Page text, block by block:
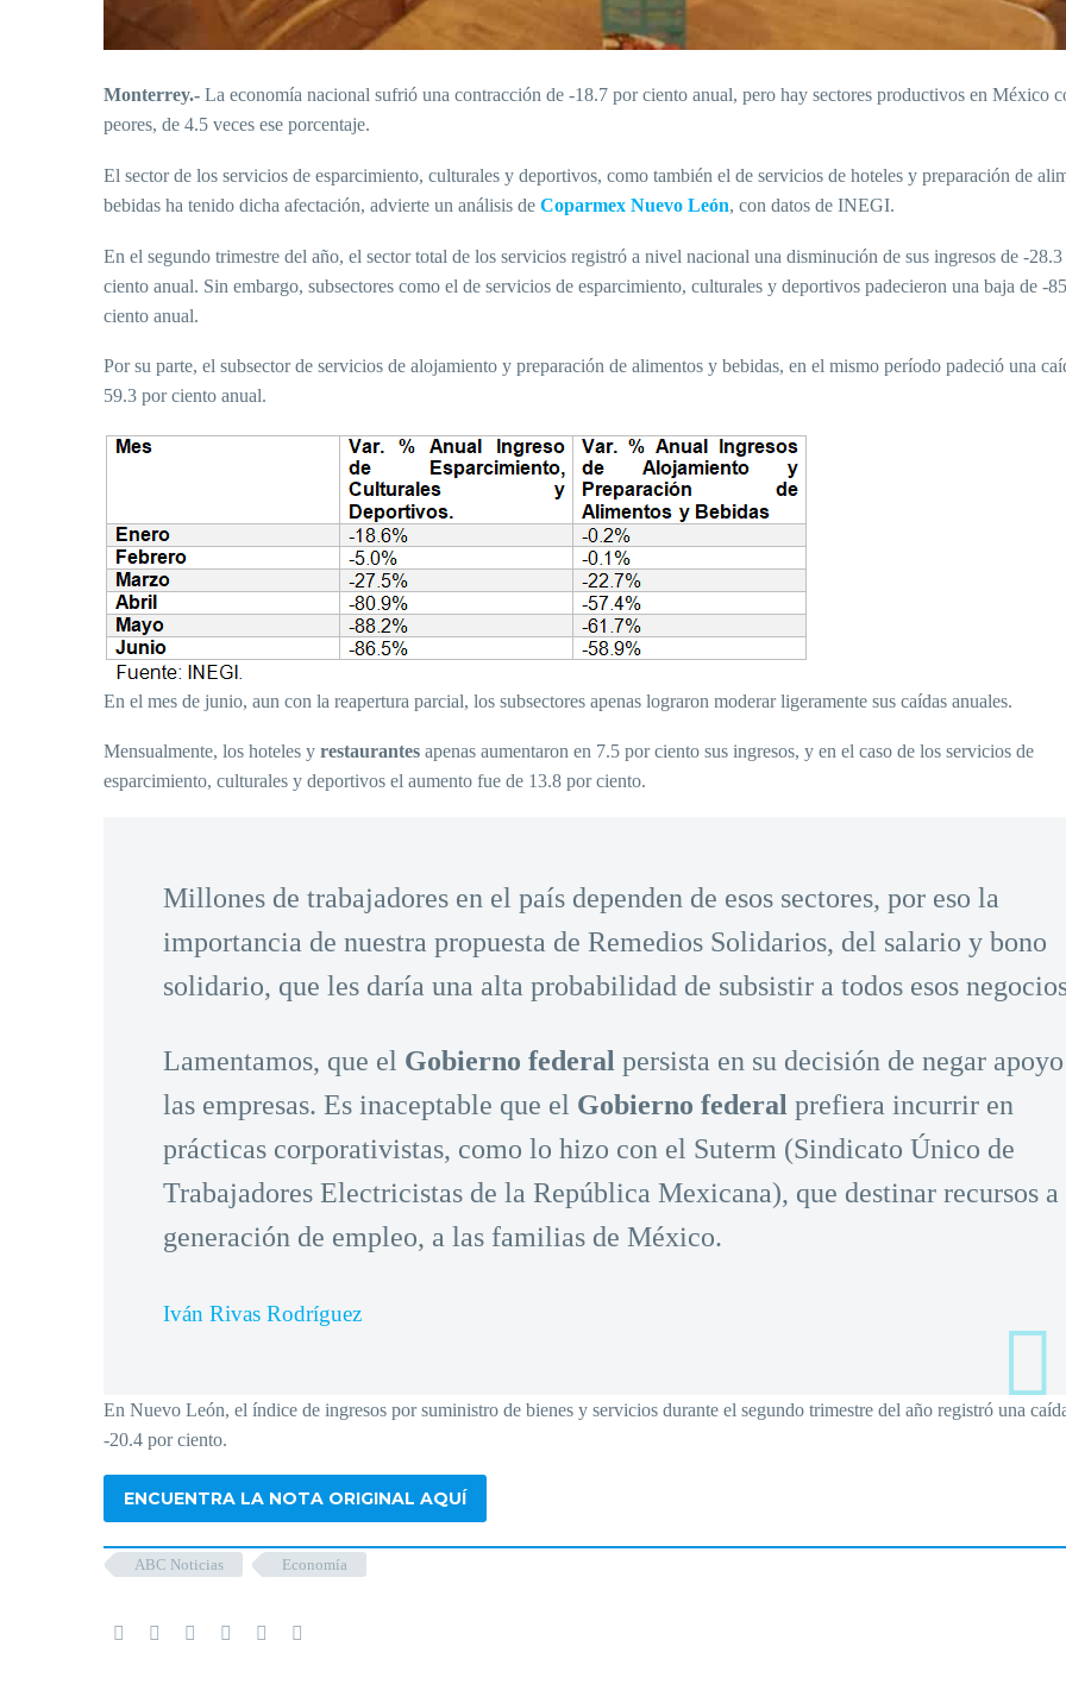
Monterrey.- La economía nacional sufrió una contracción de -18.7 por ciento anual, pero hay sectores productivos en México
peores, de 4.5 veces ese porcentaje.
El sector de los servicios de esparcimiento, culturales y deportivos, como también el de servicios de hoteles y preparación de
bebidas ha tenido dicha afectación, advierte un análisis de Coparmex Nuevo León, con datos de INEGI.
En el segundo trimestre del año, el sector total de los servicios registró a nivel nacional una disminución de sus ingresos de -
ciento anual. Sin embargo, subsectores como el de servicios de esparcimiento, culturales y deportivos padecieron una baja de -
ciento anual.
Por su parte, el subsector de servicios de alojamiento y preparación de alimentos y bebidas, en el mismo período padeció una
59.3 por ciento anual.
En el mes de junio, aun con la reapertura parcial, los subsectores apenas lograron moderar ligeramente sus caídas anuales.
Mensualmente, los hoteles y restaurantes apenas aumentaron en 7.5 por ciento sus ingresos, y en el caso de los servicios de
esparcimiento, culturales y deportivos el aumento fue de 13.8 por ciento.
Millones de trabajadores en el país dependen de esos sectores, por eso la
importancia de nuestra propuesta de Remedios Solidarios, del salario y bono
solidario, que les daría una alta probabilidad de subsistir a todos esos
Lamentamos, que el Gobierno federal persista en su decisión de negar
las empresas. Es inaceptable que el Gobierno federal prefiera incurrir en
prácticas corporativistas, como lo hizo con el Suterm (Sindicato Único de
Trabajadores Electricistas de la República Mexicana), que destinar recursos a
generación de empleo, a las familias de México.
Iván Rivas Rodríguez
En Nuevo León, el índice de ingresos por suministro de bienes y servicios durante el segundo trimestre del año registró una
-20.4 por ciento.
ENCUENTRA LA NOTA ORIGINAL AQUÍ
ABC Noticias Economía